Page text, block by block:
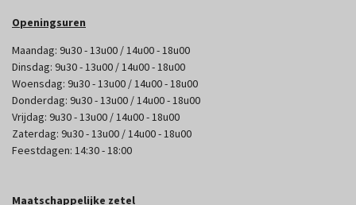
Openingsuren
Maandag: 9u30 - 13u00 / 14u00 - 18u00
Dinsdag: 9u30 - 13u00 / 14u00 - 18u00
Woensdag: 9u30 - 13u00 / 14u00 - 18u00
Donderdag: 9u30 - 13u00 / 14u00 - 18u00
Vrijdag: 9u30 - 13u00 / 14u00 - 18u00
Zaterdag: 9u30 - 13u00 / 14u00 - 18u00
Feestdagen: 14:30 - 18:00
Maatschappelijke zetel